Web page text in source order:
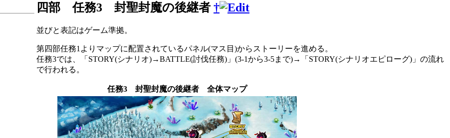
四部 任務3 封聖封魔の後継者 †
並びと表記はゲーム準拠。
第四部任務1よりマップに配置されているパネル(マス目)からストーリーを進める。
任務3では、「STORY(シナリオ)→BATTLE(討伐任務)」(3-1から3-5まで)→「STORY(シナリオエピローグ)」の流れ
で行われる。
任務3 封聖封魔の後継者 全体マップ